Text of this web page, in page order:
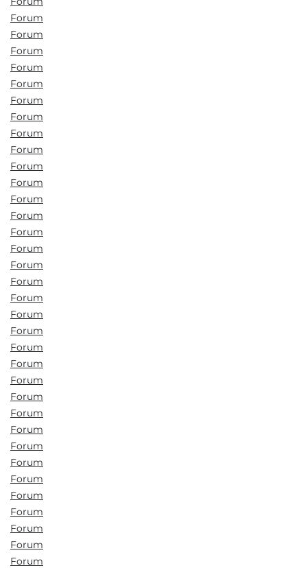
Forum
Forum
Forum
Forum
Forum
Forum
Forum
Forum
Forum
Forum
Forum
Forum
Forum
Forum
Forum
Forum
Forum
Forum
Forum
Forum
Forum
Forum
Forum
Forum
Forum
Forum
Forum
Forum
Forum
Forum
Forum
Forum
Forum
Forum